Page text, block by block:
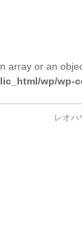
array or an
wp/wp-
レオ